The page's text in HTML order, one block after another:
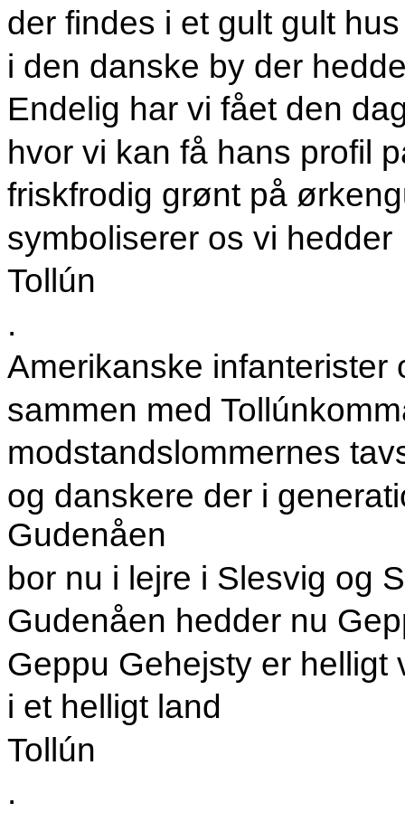
der findes i et gult gult
i den danske by der
Endelig har vi fået den
hvor vi kan få hans profil
friskfrodig grønt på
symboliserer os vi hedder
Tollún
.
Amerikanske infanterister
sammen med
modstandslommernes
og danskere der i
Gudenåen
bor nu i lejre i Slesvig og
Gudenåen hedder nu
Geppu Gehejsty er helligt
i et helligt land
Tollún
.